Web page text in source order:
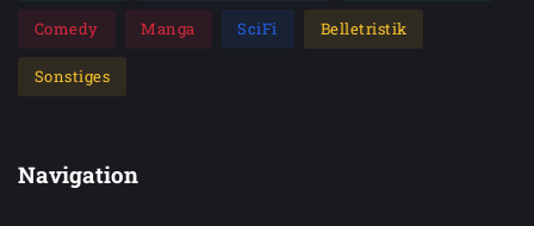
Comedy Manga SciFi Belletristik
Sonstiges
Navigation